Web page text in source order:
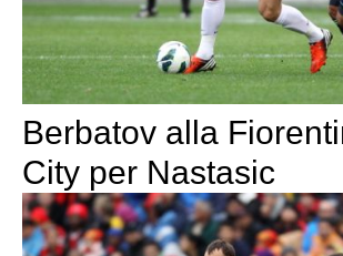
Berbatov alla
City per Nastasic